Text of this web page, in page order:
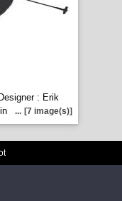
: Erik
... [7 image(s)]